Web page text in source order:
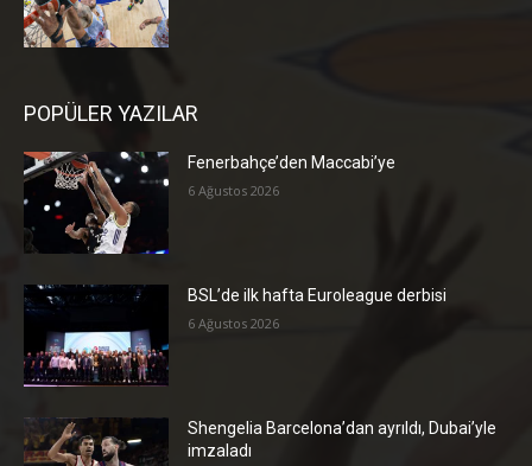
POPÜLER YAZILAR
Fenerbahçe’den Maccabi’ye
6 Ağustos 2026
BSL’de ilk hafta Euroleague derbisi
6 Ağustos 2026
Shengelia Barcelona’dan ayrıldı, Dubai’yle
imzaladı